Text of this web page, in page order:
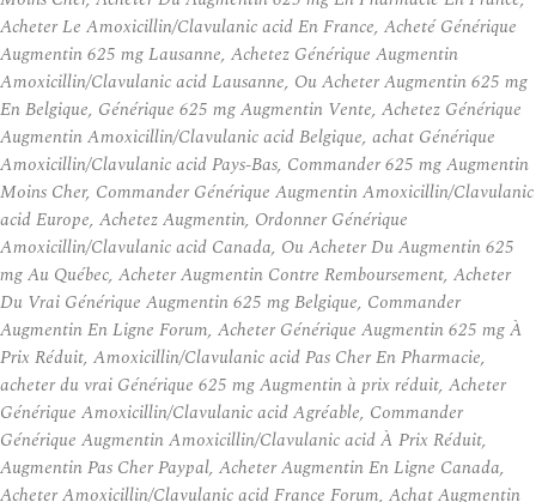
Acheter Le Amoxicillin/Clavulanic acid En France, Acheté Générique
Augmentin 625 mg Lausanne, Achetez Générique Augmentin
Amoxicillin/Clavulanic acid Lausanne, Ou Acheter Augmentin 625 mg
En Belgique, Générique 625 mg Augmentin Vente, Achetez Générique
Augmentin Amoxicillin/Clavulanic acid Belgique, achat Générique
Amoxicillin/Clavulanic acid Pays-Bas, Commander 625 mg Augmentin
Moins Cher, Commander Générique Augmentin Amoxicillin/Clavulanic
acid Europe, Achetez Augmentin, Ordonner Générique
Amoxicillin/Clavulanic acid Canada, Ou Acheter Du Augmentin 625
mg Au Québec, Acheter Augmentin Contre Remboursement, Acheter
Du Vrai Générique Augmentin 625 mg Belgique, Commander
Augmentin En Ligne Forum, Acheter Générique Augmentin 625 mg À
Prix Réduit, Amoxicillin/Clavulanic acid Pas Cher En Pharmacie,
acheter du vrai Générique 625 mg Augmentin à prix réduit, Acheter
Générique Amoxicillin/Clavulanic acid Agréable, Commander
Générique Augmentin Amoxicillin/Clavulanic acid À Prix Réduit,
Augmentin Pas Cher Paypal, Acheter Augmentin En Ligne Canada,
Acheter Amoxicillin/Clavulanic acid France Forum, Achat Augmentin